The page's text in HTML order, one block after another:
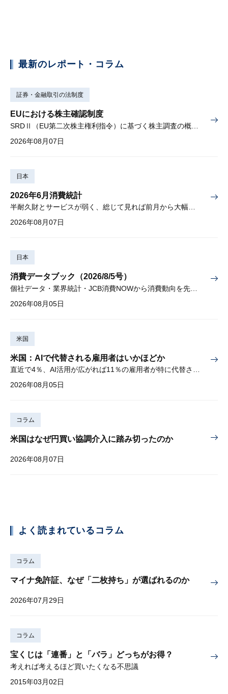
最新のレポート・コラム
証券・金融取引の法制度
EUにおける株主確認制度
2026年08月07日
日本
2026年6月消費統計
半耐久財とサービスが弱く、総じて見れば前月から大幅に減少
2026年08月07日
日本
消費データブック（2026/8/5号）
2026年08月05日
米国
米国：AIで代替される雇用者はいかほどか
直近で4％、AI活用が広がれば11％の雇用者が特に代替されやすい
2026年08月05日
コラム
米国はなぜ円買い協調介入に踏み切ったのか
2026年08月07日
よく読まれているコラム
コラム
マイナ免許証、なぜ「二枚持ち」が選ばれるのか
2026年07月29日
コラム
宝くじは「連番」と「バラ」どっちがお得？
考えれば考えるほど買いたくなる不思議
2015年03月02日